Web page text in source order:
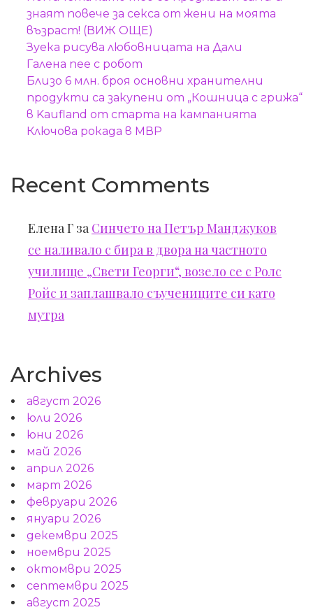
знаят повече за секса от жени на моята
възраст! (ВИЖ ОЩЕ)
Зуека рисува любовницата на Дали
Галена пее с робот
Близо 6 млн. броя основни хранителни
продукти са закупени от „Кошница с грижа“
в Kaufland от старта на кампанията
Ключова рокада в МВР
Recent Comments
Елена Г за Синчето на Петър Манджуков
се наливало с бира в двора на частното
училище „Свети Георги“, возело се с Ролс
Ройс и заплашвало съучениците си като
мутра
Archives
август 2026
юли 2026
юни 2026
май 2026
април 2026
март 2026
февруари 2026
януари 2026
декември 2025
ноември 2025
октомври 2025
септември 2025
август 2025